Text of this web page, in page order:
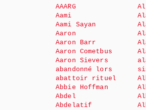
AAARG
Aami
Aami Sayan
Aaron
Aaron Barr
Aaron Cometbus
Aaron Sievers
abandonné lors
abattoir rituel
Abbie Hoffman
Abdel
Abdelatif